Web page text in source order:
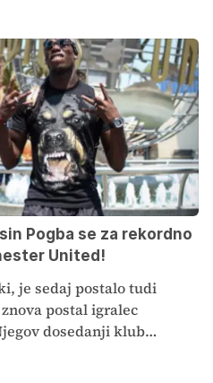
Pogba se za rekordno
United!
je sedaj postalo tudi
postal igralec
dosedanji klub
pregled pri rdečih